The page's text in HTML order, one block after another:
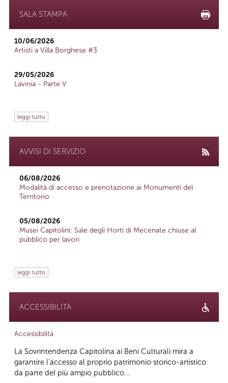
SALA STAMPA
10/06/2026
Artisti a Villa Borghese #3
29/05/2026
Lavinia - Parte V
leggi tutto
AVVISI DI SERVIZIO
06/08/2026
Modalità di accesso e prenotazione ai Monumenti del
Territorio
05/08/2026
Musei Capitolini: Sale degli Horti di Mecenate chiuse al
pubblico per lavori
leggi tutto
ACCESSIBILITÀ
Accessibilità
La Sovrintendenza Capitolina ai Beni Culturali mira a
garantire l’accesso al proprio patrimonio storico-artistico
da parte del più ampio pubblico...